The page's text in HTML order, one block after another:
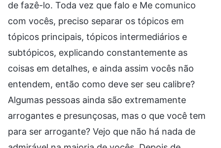
de fazê-lo. Toda vez que falo e Me comunico
com vocês, preciso separar os tópicos em
tópicos principais, tópicos intermediários e
subtópicos, explicando constantemente as
coisas em detalhes, e ainda assim vocês não
entendem, então como deve ser seu calibre?
Algumas pessoas ainda são extremamente
arrogantes e presunçosas, mas o que você tem
para ser arrogante? Vejo que não há nada de